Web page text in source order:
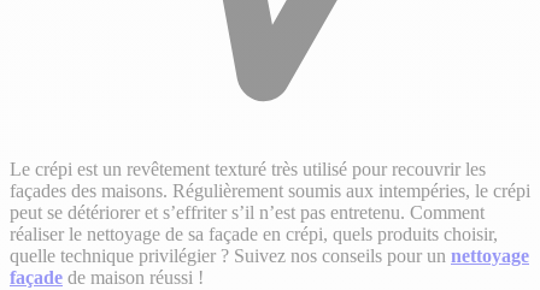
Le crépi est un revêtement texturé très utilisé pour recouvrir les
façades des maisons. Régulièrement soumis aux intempéries, le crépi
peut se détériorer et s’effriter s’il n’est pas entretenu. Comment
réaliser le nettoyage de sa façade en crépi, quels produits choisir,
quelle technique privilégier ? Suivez nos conseils pour un nettoyage
façade de maison réussi !